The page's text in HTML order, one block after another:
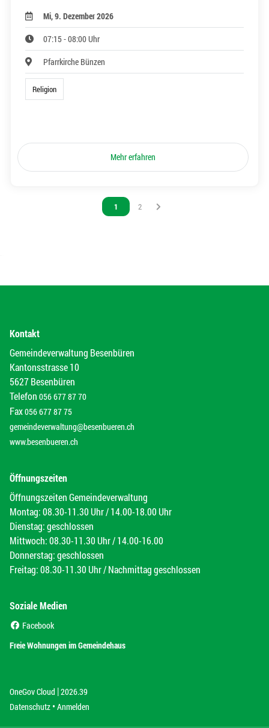
Mi, 9. Dezember 2026
07:15 - 08:00 Uhr
Pfarrkirche Bünzen
Religion
Mehr erfahren
Vous êtes sur la page
1 Vous êtes sur la page
2
Kontakt
Gemeindeverwaltung Besenbüren
Kantonsstrasse 10
5627 Besenbüren
Telefon 056 677 87 70
Fax056 677 87 75
gemeindeverwaltung@besenbueren.ch
www.besenbueren.ch
Öffnungszeiten
Öffnungszeiten Gemeindeverwaltung
Montag: 08.30-11.30 Uhr / 14.00-18.00 Uhr
Dienstag: geschlossen
Mittwoch: 08.30-11.30 Uhr / 14.00-16.00
Donnerstag: geschlossen
Freitag: 08.30-11.30 Uhr / Nachmittag geschlossen
Soziale Medien
Facebook
Freie Wohnungen im Gemeindehaus
OneGov Cloud (External Link)
|2026.39
Datenschutz (External Link)
Anmelden